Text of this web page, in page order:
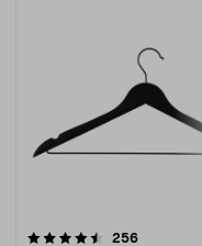
256
4.5av 5 stjerner